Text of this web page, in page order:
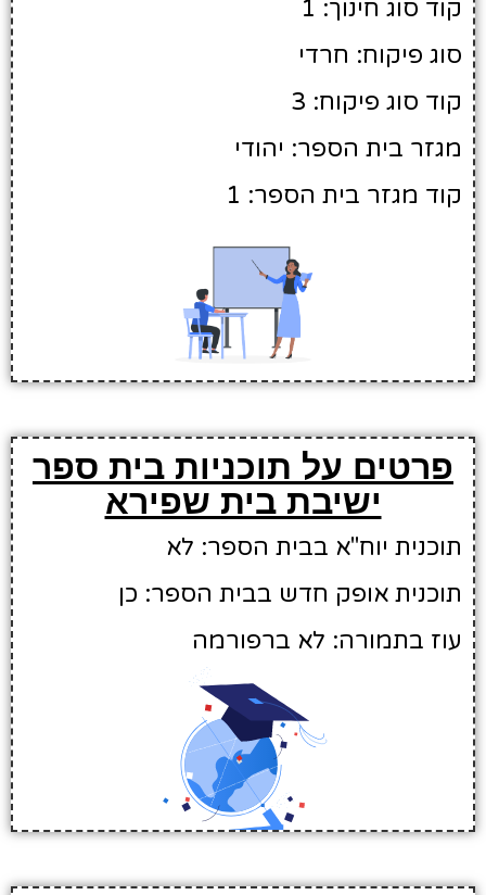
קוד סוג חינוך: 1
סוג פיקוח: חרדי
קוד סוג פיקוח: 3
מגזר בית הספר: יהודי
קוד מגזר בית הספר: 1
פרטים על תוכניות בית ספר
ישיבת בית שפירא
תוכנית יוח"א בבית הספר: לא
תוכנית אופק חדש בבית הספר: כן
עוז בתמורה: לא ברפורמה